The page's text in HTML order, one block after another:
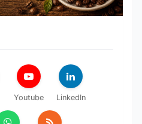
Youtube LinkedIn